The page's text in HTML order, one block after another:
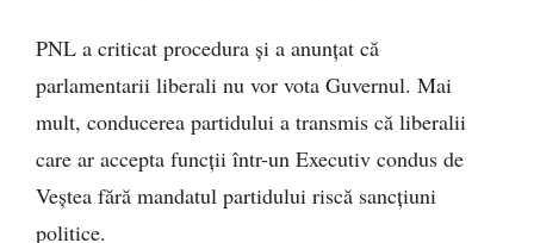
PNL a criticat procedura și a anunțat că
parlamentarii liberali nu vor vota Guvernul. Mai
mult, conducerea partidului a transmis că liberalii
care ar accepta funcții într-un Executiv condus de
Veștea fără mandatul partidului riscă sancțiuni
politice.